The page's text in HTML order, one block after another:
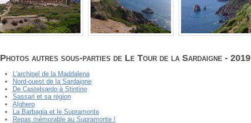
Photos autres sous-parties de Le Tour de la Sardaigne - 2019
L'archipel de la Maddalena
Nord-ouest de la Sardaigne
De Castelsardo à Stintino
Sassari et sa région
Alghero
La Barbagia et le Supramonte
Repas mémorable au Supramonte !